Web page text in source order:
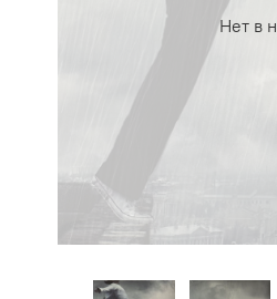
Нет в